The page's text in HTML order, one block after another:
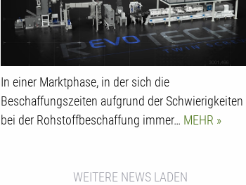
In einer Marktphase, in der sich die
Beschaffungszeiten aufgrund der Schwierigkeiten
bei der Rohstoffbeschaffung immer… MEHR
WEITERE NEWS LADEN